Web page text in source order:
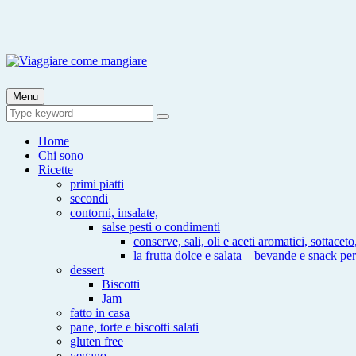
Viaggiare come mangiare
Viaggia impara cucina e aggiungi un posto a tavola
Menu
Search
for:
Search
Home
Chi sono
Ricette
primi piatti
secondi
contorni, insalate,
salse pesti o condimenti
conserve, sali, oli e aceti aromatici, sottaceto,
la frutta dolce e salata – bevande e snack
dessert
Biscotti
Jam
fatto in casa
pane, torte e biscotti salati
gluten free